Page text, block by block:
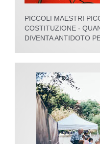
PICCOLI MAESTRI
COSTITUZIONE -
DIVENTA ANTIDOTO